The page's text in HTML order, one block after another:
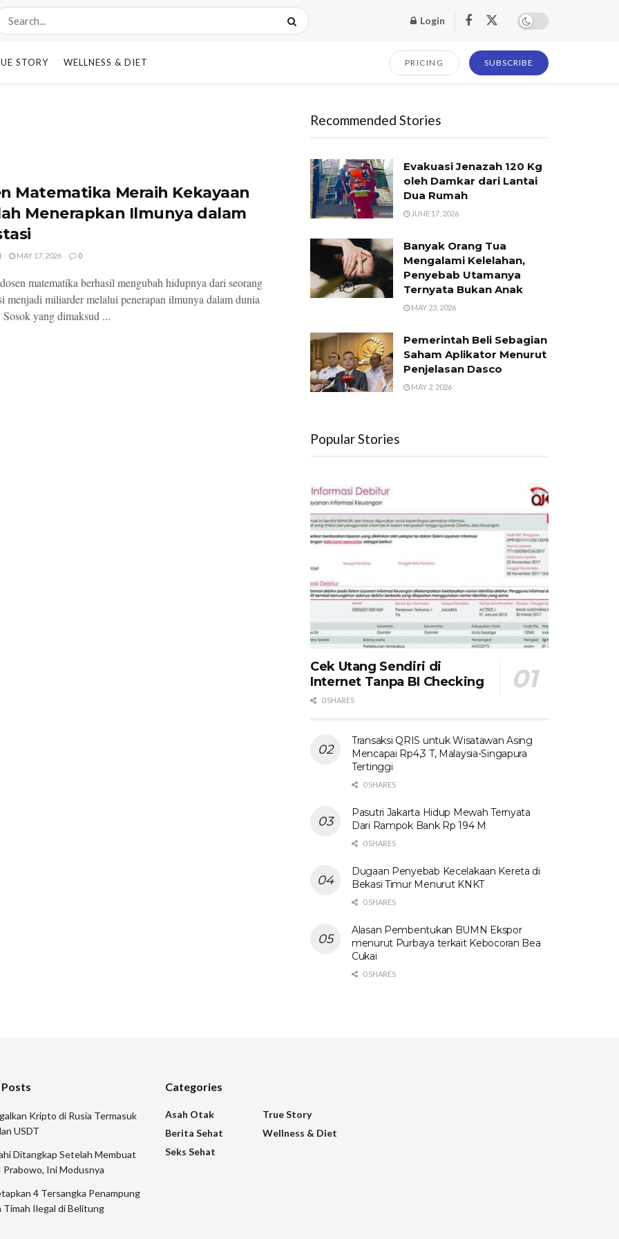
Login
STORY WELLNESS & DIET PRICING SUBSCRIBE
Matematika Meraih Kekayaan
Menerapkan Ilmunya dalam
MAY 17, 2026 0
matematika berhasil mengubah hidupnya dari seorang
menjadi miliarder melalui penerapan ilmunya dalam dunia
Sosok yang dimaksud ...
Recommended Stories
Evakuasi Jenazah 120 Kg
oleh Damkar dari Lantai
Dua Rumah
JUNE 17, 2026
Banyak Orang Tua
Mengalami Kelelahan,
Penyebab Utamanya
Ternyata Bukan Anak
MAY 23, 2026
Pemerintah Beli Sebagian
Saham Aplikator Menurut
Penjelasan Dasco
MAY 2, 2026
Popular Stories
Cek Utang Sendiri di
Internet Tanpa BI Checking
0 SHARES
Transaksi QRIS untuk Wisatawan Asing
Mencapai Rp4,3 T, Malaysia-Singapura
Tertinggi
0 SHARES
Pasutri Jakarta Hidup Mewah Ternyata
Dari Rampok Bank Rp 194 M
0 SHARES
Dugaan Penyebab Kecelakaan Kereta di
Bekasi Timur Menurut KNKT
0 SHARES
Alasan Pembentukan BUMN Ekspor
menurut Purbaya terkait Kebocoran Bea
Cukai
0 SHARES
Kripto di Rusia Termasuk
USDT
Ditangkap Setelah Membuat
Ini Modusnya
4 Tersangka Penampung
Timah Ilegal di Belitung
Categories
Asah Otak
Berita Sehat
Seks Sehat
True Story
Wellness & Diet